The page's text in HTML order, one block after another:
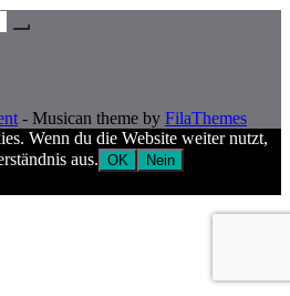
- Musican theme by FilaThemes
Wenn du die Website weiter nutzt,
aus. OK
Nein